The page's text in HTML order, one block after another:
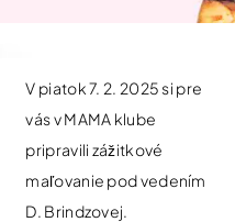
V piatok 7. 2. 2025 si pre
vás v MAMA klube
pripravili zážitkové
maľovanie pod vedením
D. Brindzovej.